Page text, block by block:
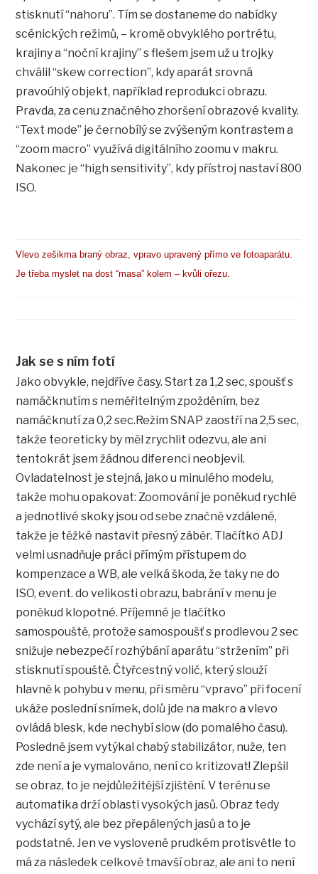
stisknutí “nahoru”. Tím se dostaneme do nabídky
scénických režimů, – kromě obvyklého portrétu,
krajiny a “noční krajiny” s flešem jsem už u trojky
chválil “skew correction”, kdy aparát srovná
pravoúhlý objekt, například reprodukci obrazu.
Pravda, za cenu značného zhoršení obrazové kvality.
“Text mode” je černobílý se zvýšeným kontrastem a
“zoom macro” využívá digitálního zoomu v makru.
Nakonec je “high sensitivity”, kdy přístroj nastaví 800
ISO.
Vlevo zešikma braný obraz, vpravo upravený přímo ve fotoaparátu.
Je třeba myslet na dost “masa” kolem – kvůli ořezu.
Jak se s ním fotí
Jako obvykle, nejdříve časy. Start za 1,2 sec, spoušť s
namáčknutím s neměřitelným zpožděním, bez
namáčknutí za 0,2 sec.Režim SNAP zaostří na 2,5 sec,
takže teoreticky by měl zrychlit odezvu, ale ani
tentokrát jsem žádnou diferenci neobjevil.
Ovladatelnost je stejná, jako u minulého modelu,
takže mohu opakovat: Zoomování je poněkud rychlé
a jednotlivé skoky jsou od sebe značně vzdálené,
takže je těžké nastavit přesný záběr. Tlačítko ADJ
velmi usnadňuje práci přímým přístupem do
kompenzace a WB, ale velká škoda, že taky ne do
ISO, event. do velikosti obrazu, babrání v menu je
poněkud klopotné. Příjemné je tlačítko
samospouště, protože samospoušť s prodlevou 2 sec
snižuje nebezpečí rozhýbání aparátu “stržením” při
stisknutí spouště. Čtyřcestný volič, který slouží
hlavně k pohybu v menu, při směru “vpravo” při focení
ukáže poslední snímek, dolů jde na makro a vlevo
ovládá blesk, kde nechybí slow (do pomalého času).
Posledně jsem vytýkal chabý stabilizátor, nuže, ten
zde není a je vymalováno, není co kritizovat! Zlepšil
se obraz, to je nejdůležitější zjištění. V terénu se
automatika drží oblasti vysokých jasů. Obraz tedy
vychází sytý, ale bez přepálených jasů a to je
podstatné. Jen ve vysloveně prudkém protisvětle to
má za následek celkově tmavší obraz, ale ani to není